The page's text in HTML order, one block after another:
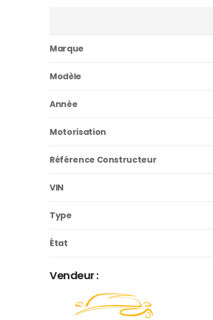
Marque
Modèle
Année
Motorisation
Référence Constructeur
VIN
Type
État
Vendeur :